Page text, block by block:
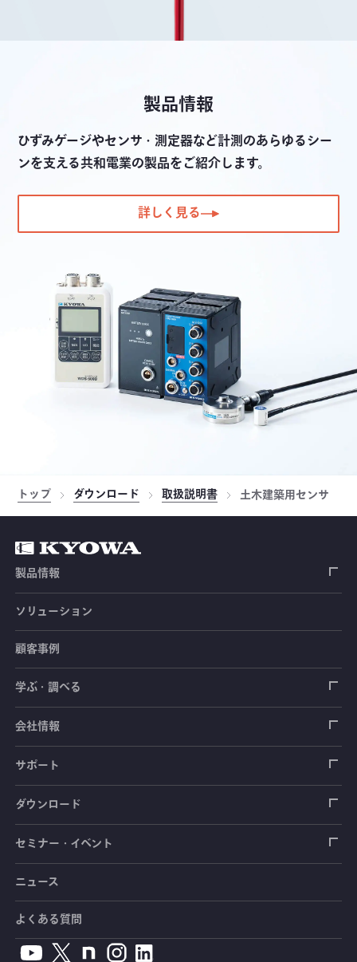
製品情報
ひずみゲージやセンサ・測定器など計測のあらゆるシー
ンを支える共和電業の製品をご紹介します。
詳しく見る
トップ ダウンロード 取扱説明書 土木建築用センサ
製品情報
ひずみゲージ
センサ（変換器）
ロードセル
加速度センサ
圧力センサ
トルクセンサ
土木建築用センサ
荷重計
土圧計
間隙水圧計
傾斜計
鉄筋計
自動車用センサ
シートベルト張力計
操舵力・操舵角計
手ブレーキ計・チェンジレバー操作力計
踏力計
ホイールトルクセンサ
人体ダミー用センサ
測定器
データロガー
指示計・表示器
増幅器（アンプ）
ハンディ測定器（チェッカ）
ソフトウェア
計測システム
道路用計測システム
鉄道用計測システム
自動車用計測システム
ブリッジボックス
ケーブル・コネクタ
アクセサリ
ソリューション
顧客事例
学ぶ・調べる
ひずみゲージ
センサ（変換器）
測定器
光ファイバ計測ソリューション - 学ぶ・調べる
共和技報
単位変換表
会社情報
拠点情報
会社概要
サポート
製品輸出時の取り扱いと該非判定書
毒物及び劇物譲受書
安全データシート（SDS）
カタログ・資料のダウンロード
生産終了製品一覧
ダウンロード
カタログ
取扱説明書
CADデータ
ソフトウェアバージョンアップ
セミナー・イベント
セミナー・講習会
イベント・展示会
ニュース
よくある質問